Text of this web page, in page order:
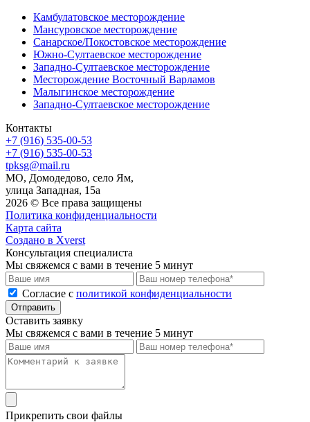
Камбулатовское месторождение
Мансуровское месторождение
Санарское/Покостовское месторождение
Южно-Султаевское месторождение
Западно-Султаевское месторождение
Месторождение Восточный Варламов
Малыгинское месторождение
Западно-Султаевское месторождение
Контакты
+7 (916) 535-00-53
+7 (916) 535-00-53
tpksg@mail.ru
МО, Домодедово, село Ям,
улица Западная, 15а
2026 © Все права защищены
Политика конфиденциальности
Карта сайта
Создано в Xverst
Консультация специалиста
Мы свяжемся с вами в течение 5 минут
Cогласие с политикой конфиденциальности
Отправить
Оставить заявку
Мы свяжемся с вами в течение 5 минут
Прикрепить свои файлы